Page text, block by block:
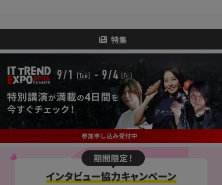
特集